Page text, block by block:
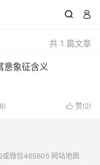
 
共 1 篇文章
意象征含义
 赞(2)
或微信465605 网站地图